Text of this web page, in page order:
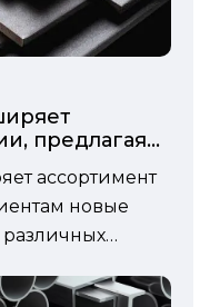
предлагая
ассортимент
новые